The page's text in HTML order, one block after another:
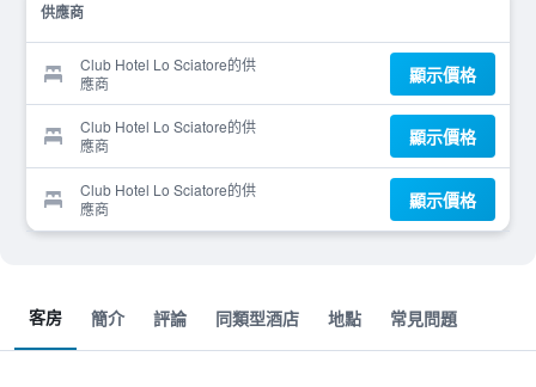
供應商
Club Hotel Lo Sciatore的供
應商
顯示價格
Club Hotel Lo Sciatore的供
應商
顯示價格
Club Hotel Lo Sciatore的供
應商
顯示價格
客房 簡介 評論 同類型酒店 地點 常見問題